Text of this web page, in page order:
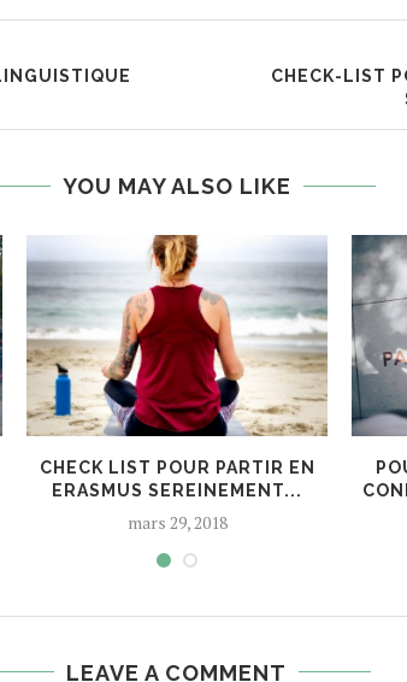
CHECK-LIST
YOU MAY ALSO LIKE
CHECK LIST POUR PARTIR EN
ERASMUS SEREINEMENT...
mars 29, 2018
LEAVE A COMMENT